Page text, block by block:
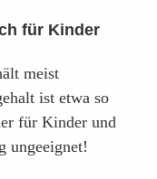
für Kinder
meist
ist etwa so
für Kinder und
ungeeignet!